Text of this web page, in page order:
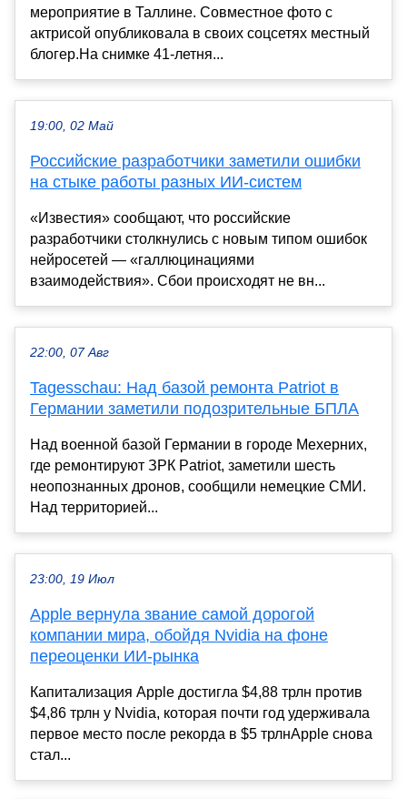
мероприятие в Таллине. Совместное фото с
актрисой опубликовала в своих соцсетях местный
блогер.На снимке 41-летня...
19:00, 02 Май
Российские разработчики заметили ошибки
на стыке работы разных ИИ-систем
«Известия» сообщают, что российские
разработчики столкнулись с новым типом ошибок
нейросетей — «галлюцинациями
взаимодействия». Сбои происходят не вн...
22:00, 07 Авг
Tagesschau: Над базой ремонта Patriot в
Германии заметили подозрительные БПЛА
Над военной базой Германии в городе Мехерних,
где ремонтируют ЗРК Patriot, заметили шесть
неопознанных дронов, сообщили немецкие СМИ.
Над территорией...
23:00, 19 Июл
Apple вернула звание самой дорогой
компании мира, обойдя Nvidia на фоне
переоценки ИИ-рынка
Капитализация Apple достигла $4,88 трлн против
$4,86 трлн у Nvidia, которая почти год удерживала
первое место после рекорда в $5 трлнApple снова
стал...